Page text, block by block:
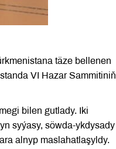
täze bellenen
VI Hazar Sammitiniň
bilen gutlady. Iki
syýasy, söwda-ykdysady
alnyp maslahatlaşyldy.